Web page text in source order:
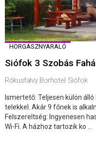
HORGÁSZNYARALÓ
Siófok 3 Szobás
Rókusfalvy Borhotel Siófok
Ismertető: Teljesen külön
telekkel. Akár 9 főnek is
Felszereltség: Ingyenesen
Wi-Fi. A házhoz tartozik ko ...